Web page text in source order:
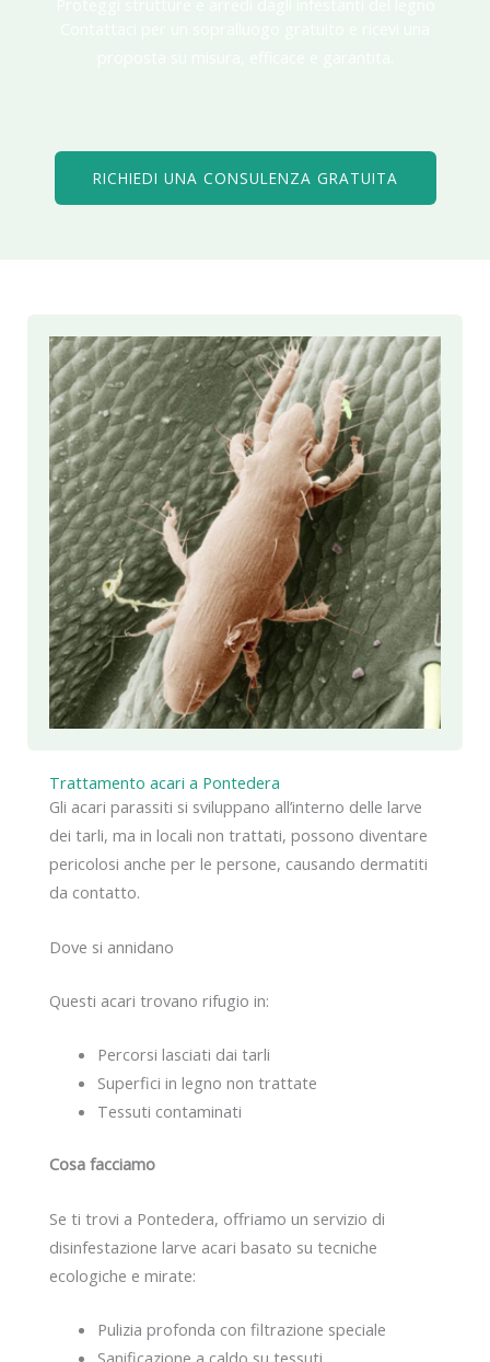
RICHIEDI UNA CONSULENZA GRATUITA
Trattamento acari a Pontedera
Gli acari parassiti si sviluppano all’interno delle larve
dei tarli, ma in locali non trattati, possono diventare
pericolosi anche per le persone, causando dermatiti
da contatto.
Dove si annidano
Questi acari trovano rifugio in:
Percorsi lasciati dai tarli
Superfici in legno non trattate
Tessuti contaminati
Cosa facciamo
Se ti trovi a Pontedera, offriamo un servizio di
disinfestazione larve acari basato su tecniche
ecologiche e mirate:
Pulizia profonda con filtrazione speciale
Sanificazione a caldo su tessuti